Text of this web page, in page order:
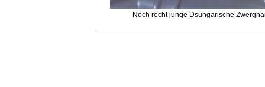
Noch recht junge Dsungarische